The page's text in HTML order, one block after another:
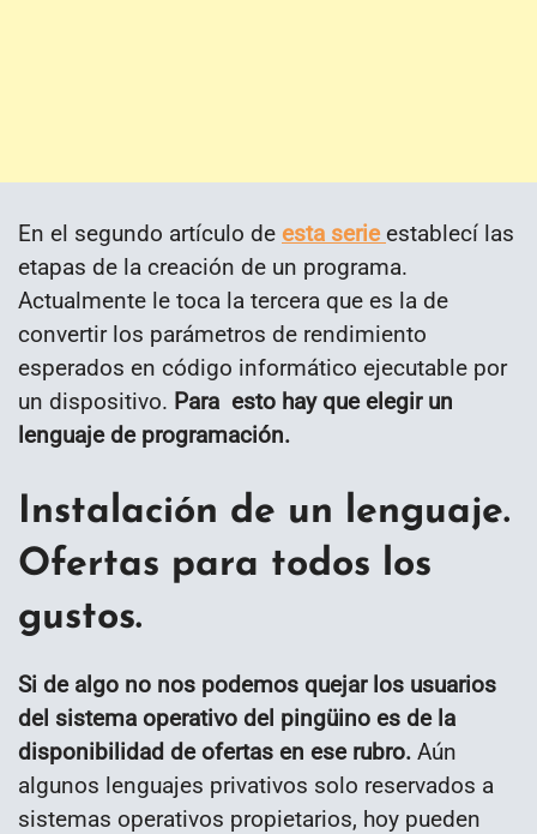
En el segundo artículo de esta serieestablecí las
etapas de la creación de un programa.
Actualmente le toca la tercera que es la de
convertir los parámetros de rendimiento
esperados en código informático ejecutable por
un dispositivo. Para esto hay que elegir un
lenguaje de programación.
Instalación de un lenguaje.
Ofertas para todos los
gustos.
Si de algo no nos podemos quejar los usuarios
del sistema operativo del pingüino es de la
disponibilidad de ofertas en ese rubro. Aún
algunos lenguajes privativos solo reservados a
sistemas operativos propietarios, hoy pueden